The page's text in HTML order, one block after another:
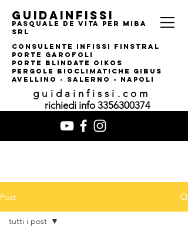
guidainfissi
pasquale de vita per MIBA
srl
consulente infissi finstral
porte garofoli
PORTE BLINDATE OIKOS
pERGOLE bIOCLIMATI CHE gIBUS
AVELLINO - SALERNO - NAPOLI
guidainfissi.com
richiedi info 3356300374
Post
tutti i post